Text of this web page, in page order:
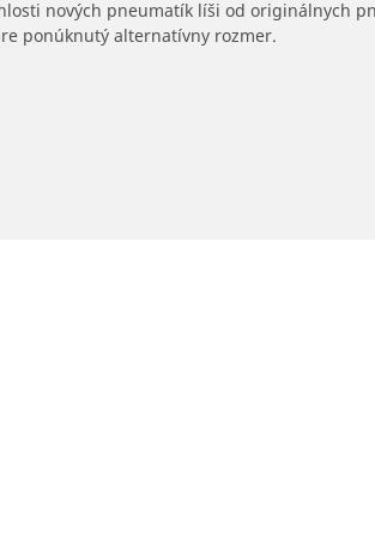
nových pneumatík líši od originálnych
ponúknutý alternatívny rozmer.